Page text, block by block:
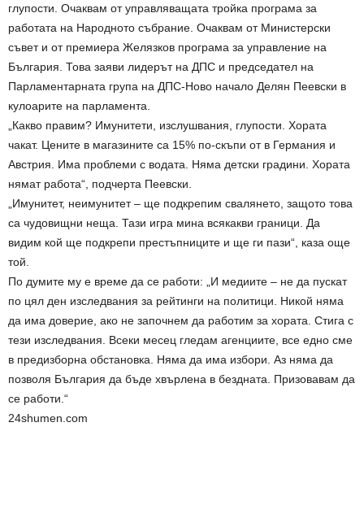
глупости. Очаквам от управляващата тройка програма за
работата на Народното събрание. Очаквам от Министерски
съвет и от премиера Желязков програма за управление на
България. Това заяви лидерът на ДПС и председател на
Парламентарната група на ДПС-Ново начало Делян Пеевски в
кулоарите на парламента.
„Какво правим? Имунитети, изслушвания, глупости. Хората
чакат. Цените в магазините са 15% по-скъпи от в Германия и
Австрия. Има проблеми с водата. Няма детски градини. Хората
нямат работа“, подчерта Пеевски.
„Имунитет, неимунитет – ще подкрепим свалянето, защото това
са чудовищни неща. Тази игра мина всякакви граници. Да
видим кой ще подкрепи престъпниците и ще ги пази“, каза още
той.
По думите му е време да се работи: „И медиите – не да пускат
по цял ден изследвания за рейтинги на политици. Никой няма
да има доверие, ако не започнем да работим за хората. Стига с
тези изследвания. Всеки месец гледам агенциите, все едно сме
в предизборна обстановка. Няма да има избори. Аз няма да
позволя България да бъде хвърлена в бездната. Призовавам да
се работи.“
24shumen.com